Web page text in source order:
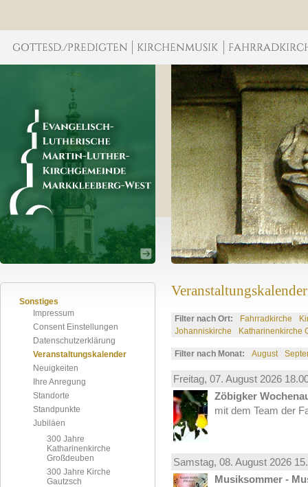
Sonstiges
Impressum
Consent Einstellungen
Datenschutzerklärung
Veranstaltungskalender
Neuigkeiten
Ihre Anregung
Standorte
Standpunkte
Jubiläen
300 Jahre
Katharinenkirche
Großdeuben
300 Jahre Kirche
Gautzsch
Veranstaltungskalender
Filter nach Ort: Fahrradkirche
Johanniskirche
Katharinenkirche
Filter nach Monat: August
Freitag, 07. August 2026
Zöbigker
mit dem Team der
Samstag, 08. August 2026
Musiksommer -